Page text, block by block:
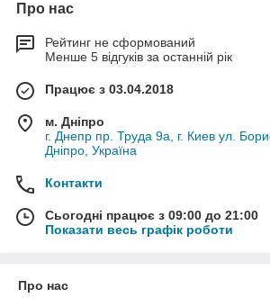
Про нас
Рейтинг не сформований
Менше 5 відгуків за останній рік
Працює з 03.04.2018
м. Дніпро
г. Днепр пр. Труда 9а, г. Киев ул.
Дніпро, Україна
Контакти
Сьогодні працює з 09:00 до 21:00
Показати весь графік роботи
Про нас